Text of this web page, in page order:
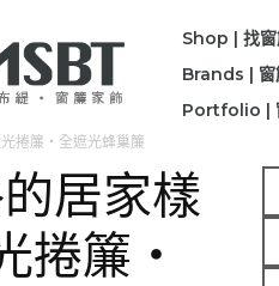
Shop | 找
Brands | 窗
Portfolio |
捲簾・全遮光蜂巢簾
居家樣
簾・